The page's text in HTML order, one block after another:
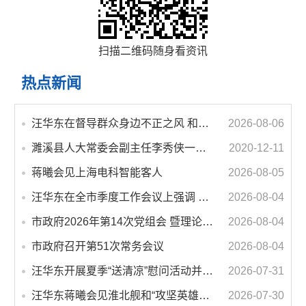
扫描二维码随身看资讯
热点新闻
汪华东在督导群众身边不正之风 和腐败问题集中整治工作时强调 以更高标准更实举措纵深推进集中整治 不断增强人民群众获得感幸福感安全感 2026-08-06
濉溪县人大常委会副主任李秀侠一行调研城乡客运一体化和治超工作 2020-12-11
蒋曦会见上海电科智能客人 2026-08-05
汪华东在全市季度工作会议上强调 锚定打好“三仗”任务和年度预期目标不动摇 在全市上下掀起比学赶超争先进位的攻坚热潮 2026-08-04
市政府2026年第14次党组会 暨理论学习中心组学习会议召开 蒋曦主持会议并讲话 2026-08-04
市政府召开第51次常务会议 2026-08-04
汪华东开展夏季“送清凉”慰问活动并调研专门教育工作 落实落细防暑降温措施 用心用情关爱一线职工 2026-07-31
汪华东蒋曦会见淮北舰和“攻坚英雄连”官兵代表 2026-07-30